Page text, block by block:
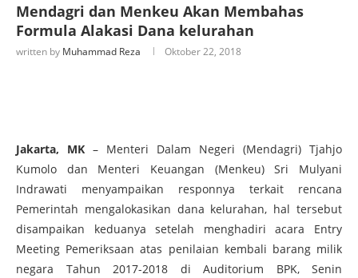
Mendagri dan Menkeu Akan Membahas
Formula Alakasi Dana kelurahan
written by Muhammad Reza Oktober 22, 2018
Jakarta, MK – Menteri Dalam Negeri (Mendagri) Tjahjo
Kumolo dan Menteri Keuangan (Menkeu) Sri Mulyani
Indrawati menyampaikan responnya terkait rencana
Pemerintah mengalokasikan dana kelurahan, hal tersebut
disampaikan keduanya setelah menghadiri acara Entry
Meeting Pemeriksaan atas penilaian kembali barang milik
negara Tahun 2017-2018 di Auditorium BPK, Senin